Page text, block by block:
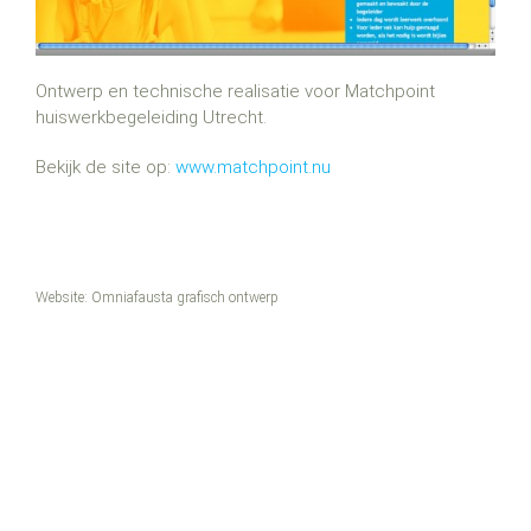
Ontwerp en technische realisatie voor Matchpoint
huiswerkbegeleiding Utrecht.
Bekijk de site op: www.matchpoint.nu
Website: Omniafausta grafisch ontwerp